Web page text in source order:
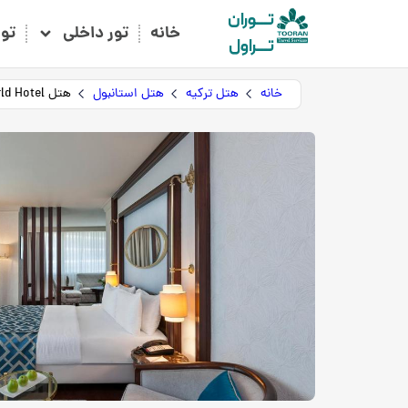
تـــوران
تـــراول
خانه تور داخلی
خانه هتل ترکیه هتل استانبول هتل Elite World Hotel